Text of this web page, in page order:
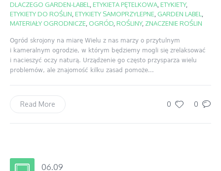
DLACZEGO GARDEN-LABEL,ETYKIETA PĘTELKOWA,ETYKIETY,
ETYKIETY DO ROŚLIN,ETYKIETY SAMOPRZYLEPNE, GARDEN LABEL,
MATERIAŁY OGRODNICZE, OGRÓD,ROŚLINY, ZNACZENIE ROŚLIN
Ogród skrojony na miarę Wielu z nas marzy o przytulnym
i kameralnym ogrodzie, w którym będziemy mogli się zrelaksować
i nacieszyć oczy naturą. Urządzenie go często przysparza wielu
problemów, ale znajomość kilku zasad pomoże...
0 0
Read More
06.09